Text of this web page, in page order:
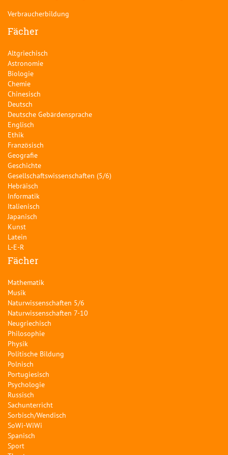
Verbraucherbildung
Fächer
Altgriechisch
Astronomie
Biologie
Chemie
Chinesisch
Deutsch
Deutsche Gebärdensprache
Englisch
Ethik
Französisch
Geografie
Geschichte
Gesellschaftswissenschaften (5/6)
Hebräisch
Informatik
Italienisch
Japanisch
Kunst
Latein
L-E-R
Fächer
Mathematik
Musik
Naturwissenschaften 5/6
Naturwissenschaften 7-10
Neugriechisch
Philosophie
Physik
Politische Bildung
Polnisch
Portugiesisch
Psychologie
Russisch
Sachunterricht
Sorbisch/Wendisch
SoWi-WiWi
Spanisch
Sport